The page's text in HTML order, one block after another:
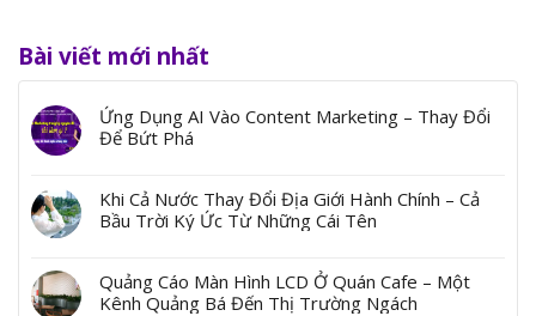
Bài viết mới nhất
Ứng Dụng AI Vào Content Marketing – Thay Đổi
Để Bứt Phá
Khi Cả Nước Thay Đổi Địa Giới Hành Chính – Cả
Bầu Trời Ký Ức Từ Những Cái Tên
Quảng Cáo Màn Hình LCD Ở Quán Cafe – Một
Kênh Quảng Bá Đến Thị Trường Ngách